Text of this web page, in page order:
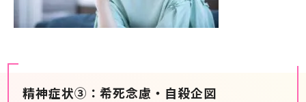
精神症状③：希死念慮・自殺企図